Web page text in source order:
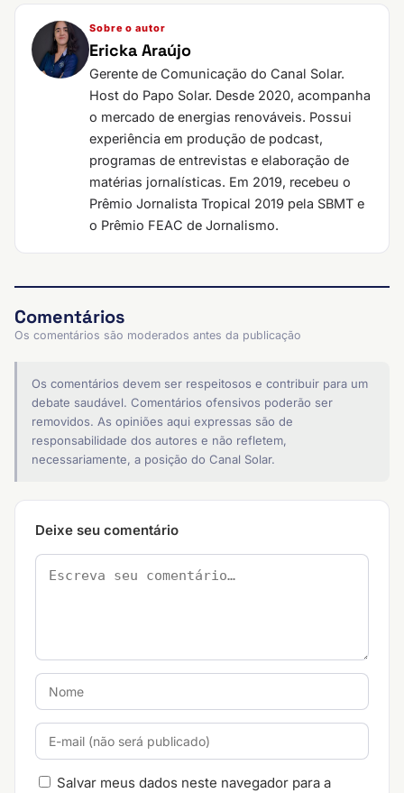
Sobre o autor
Ericka Araújo
Gerente de Comunicação do Canal Solar.
Host do Papo Solar. Desde 2020, acompanha
o mercado de energias renováveis. Possui
experiência em produção de podcast,
programas de entrevistas e elaboração de
matérias jornalísticas. Em 2019, recebeu o
Prêmio Jornalista Tropical 2019 pela SBMT e
o Prêmio FEAC de Jornalismo.
Comentários
Os comentários são moderados antes da publicação
Os comentários devem ser respeitosos e contribuir para um
debate saudável. Comentários ofensivos poderão ser
removidos. As opiniões aqui expressas são de
responsabilidade dos autores e não refletem,
necessariamente, a posição do Canal Solar.
Deixe seu comentário
Salvar meus dados neste navegador para a